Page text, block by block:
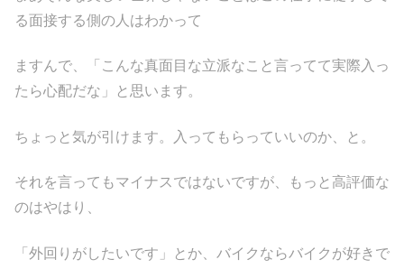
る面接する側の人はわかって
ますんで、「こんな真面目な立派なこと言ってて実際入っ
たら心配だな」と思います。
ちょっと気が引けます。入ってもらっていいのか、と。
それを言ってもマイナスではないですが、もっと高評価な
のはやはり、
「外回りがしたいです」とか、バイクならバイクが好きで